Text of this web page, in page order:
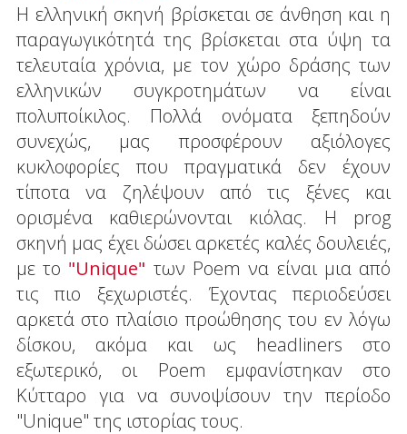
Η ελληνική σκηνή βρίσκεται σε άνθηση και η
παραγωγικότητά της βρίσκεται στα ύψη τα
τελευταία χρόνια, με τον χώρο δράσης των
ελληνικών συγκροτημάτων να είναι
πολυποίκιλος. Πολλά ονόματα ξεπηδούν
συνεχώς, μας προσφέρουν αξιόλογες
κυκλοφορίες που πραγματικά δεν έχουν
τίποτα να ζηλέψουν από τις ξένες και
ορισμένα καθιερώνονται κιόλας. Η prog
σκηνή μας έχει δώσει αρκετές καλές δουλειές,
με το "Unique" των Poem να είναι μια από
τις πιο ξεχωριστές. Έχοντας περιοδεύσει
αρκετά στο πλαίσιο προώθησης του εν λόγω
δίσκου, ακόμα και ως headliners στο
εξωτερικό, οι Poem εμφανίστηκαν στο
Κύτταρο για να συνοψίσουν την περίοδο
"Unique" της ιστορίας τους.